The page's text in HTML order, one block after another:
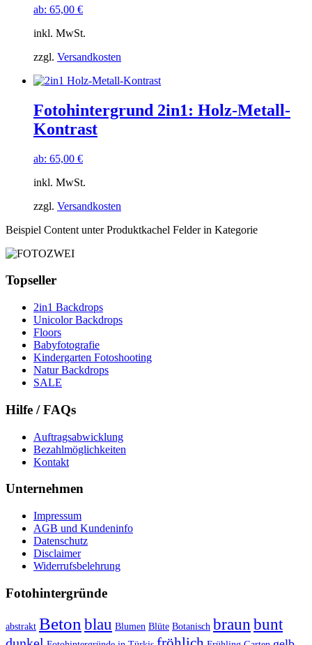
ab: 65,00 €
inkl. MwSt.
zzgl. Versandkosten
Fotohintergrund 2in1: Holz-Metall-
Kontrast
ab: 65,00 €
inkl. MwSt.
zzgl. Versandkosten
Beispiel Content unter Produktkachel Felder in Kategorie
Topseller
2in1 Backdrops
Unicolor Backdrops
Floors
Babyfotografie
Kindergarten Fotoshooting
Natur Backdrops
SALE
Hilfe / FAQs
Auftragsabwicklung
Bezahlmöglichkeiten
Kontakt
Unternehmen
Impressum
AGB und Kundeninfo
Datenschutz
Disclaimer
Widerrufsbelehrung
Fotohintergründe
abstrakt Beton blau Blumen Blüte Botanisch braun bunt